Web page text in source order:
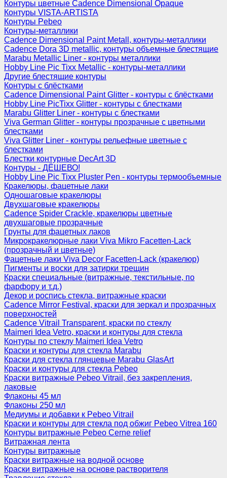
Контуры цветные Cadence Dimensional Opaque
Контуры VISTA-ARTISTA
Контуры Pebeo
Контуры-металлики
Cadence Dimensional Paint Metall, контуры-металлики
Cadence Dora 3D metallic, контуры объемные блестящие
Marabu Metallic Liner - контуры металлики
Hobby Line Pic Tixx Metallic - контуры-металлики
Другие блестящие контуры
Контуры с блёстками
Cadence Dimensional Paint Glitter - контуры с блёстками
Hobby Line PicTixx Glitter - контуры с блестками
Marabu Glitter Liner - контуры с блестками
Viva German Glitter - контуры прозрачные с цветными
блестками
Viva Glitter Liner - контуры рельефные цветные с
блестками
Блестки контурные DecArt 3D
Контуры - ДЁШЕВО!
Hobby Line Pic Tixx Pluster Pen - контуры термообъемные
Кракелюры, фацетные лаки
Одношаговые кракелюры
Двухшаговые кракелюры
Cadence Spider Crackle, кракелюры цветные
двухшаговые прозрачные
Грунты для фацетных лаков
Микрокракелюрные лаки Viva Mikro Facetten-Lack
(прозрачный и цветные)
Фацетные лаки Viva Decor Facetten-Lack (кракелюр)
Пигменты и воски для затирки трещин
Краски специальные (витражные, текстильные, по
фарфору и т.д.)
Декор и роспись стекла, витражные краски
Cadence Mirror Festival, краски для зеркал и прозрачных
поверхностей
Cadence Vitrail Transparent, краски по стеклу
Maimeri Idea Vetro, краски и контуры для стекла
Контуры по стеклу Maimeri Idea Vetro
Краски и контуры для стекла Marabu
Краски для стекла глянцевые Marabu GlasArt
Краски и контуры для стекла Pebeo
Краски витражные Pebeo Vitrail, без закрепления,
лаковые
Флаконы 45 мл
Флаконы 250 мл
Медиумы и добавки к Pebeo Vitrail
Краски и контуры для стекла под обжиг Pebeo Vitrea 160
Контуры витражные Pebeo Cerne relief
Витражная лента
Контуры витражные
Краски витражные на водной основе
Краски витражные на основе растворителя